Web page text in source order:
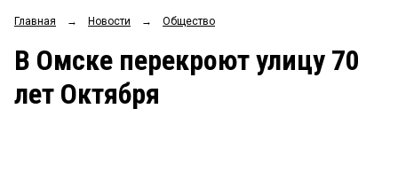
ОБЩЕСТВО
ЗАКОН
НОВОСТИ КОМПАНИЙ
Рейтинги
Главная → Новости → Общество
В Омске перекроют улицу 70
лет Октября